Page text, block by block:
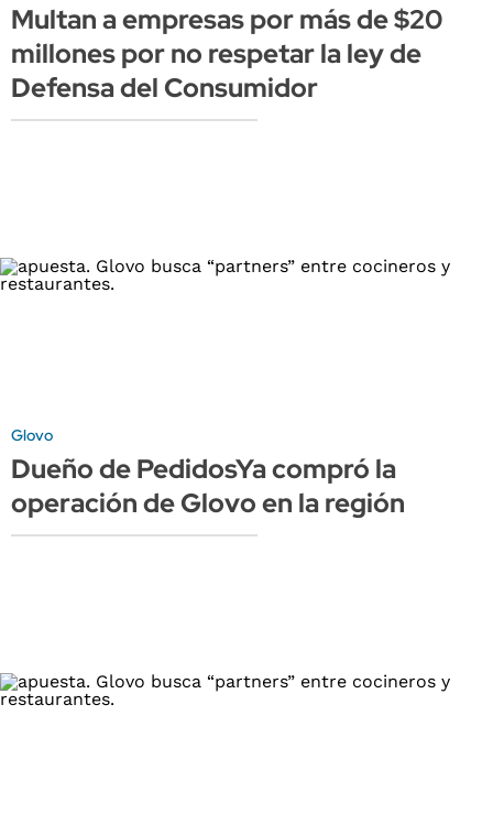
Multan a empresas por más de $20
millones por no respetar la ley de
Defensa del Consumidor
Glovo
Dueño de PedidosYa compró la
operación de Glovo en la región